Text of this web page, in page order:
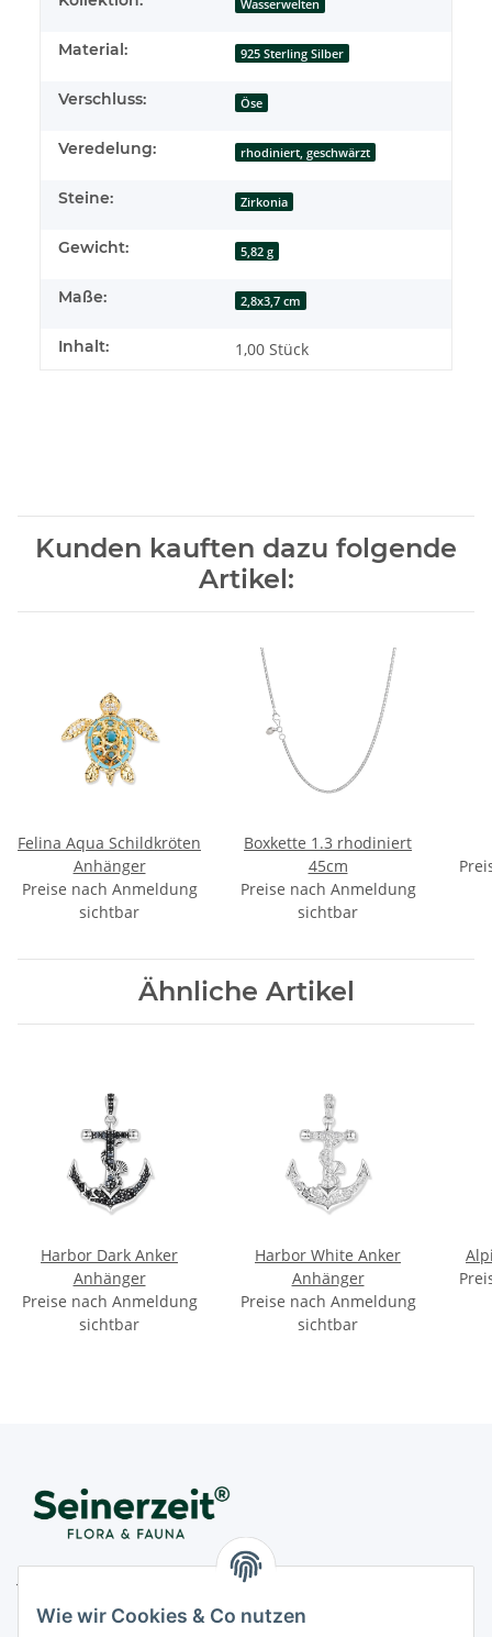
Wasserwelten
Material: 925 Sterling Silber
Verschluss: Öse
Veredelung: rhodiniert, geschwärzt
Steine: Zirkonia
Gewicht: 5,82 g
Maße: 2,8x3,7 cm
Inhalt: 1,00 Stück
Kunden kauften dazu folgende
Artikel:
Felina Aqua Schildkröten
Anhänger
Preise nach Anmeldung
sichtbar
Boxkette 1.3 rhodiniert
45cm
Preise nach Anmeldung
sichtbar
Ähnliche Artikel
Harbor Dark Anker
Anhänger
Preise nach Anmeldung
sichtbar
Harbor White Anker
Anhänger
Preise nach Anmeldung
sichtbar
D - 10711 Berlin
Wie wir Cookies & Co nutzen